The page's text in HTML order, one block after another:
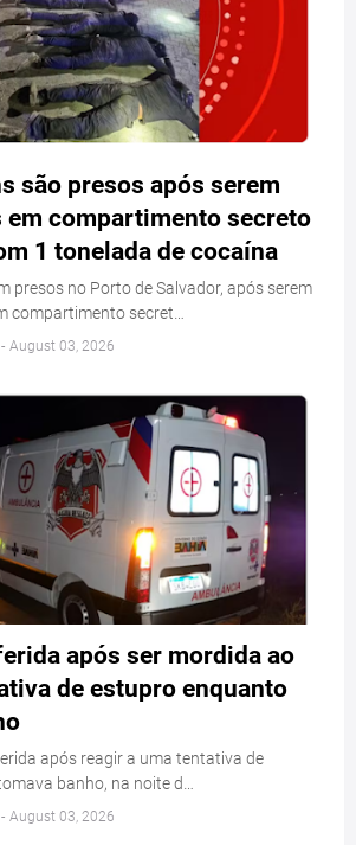
são presos após serem
em compartimento secreto
1 tonelada de cocaína
presos no Porto de Salvador, após serem
compartimento secret…
- August 03, 2026
após ser mordida ao
de estupro enquanto
após reagir a uma tentativa de
banho, na noite d…
- August 03, 2026